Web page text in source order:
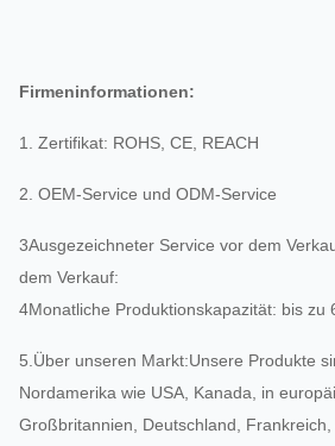
Firmeninformationen:
1. Zertifikat: ROHS, CE, REACH
2. OEM-Service und ODM-Service
3Ausgezeichneter Service vor dem
dem Verkauf:
4Monatliche Produktionskapazität: bis zu
5. Über unseren Markt:Unsere Produkte
Nordamerika wie USA, Kanada, in
Großbritannien, Deutschland, Frankreich,